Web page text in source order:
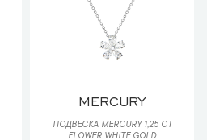
MERCURY
ПОДВЕСКА MERCURY 1,25 CT
FLOWER WHITE GOLD